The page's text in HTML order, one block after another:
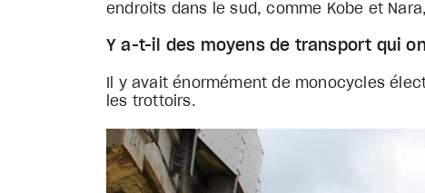
endroits dans le sud, comme Kobe et
Y a-t-il des moyens de transport qui
Il y avait énormément de monocycles
les trottoirs.